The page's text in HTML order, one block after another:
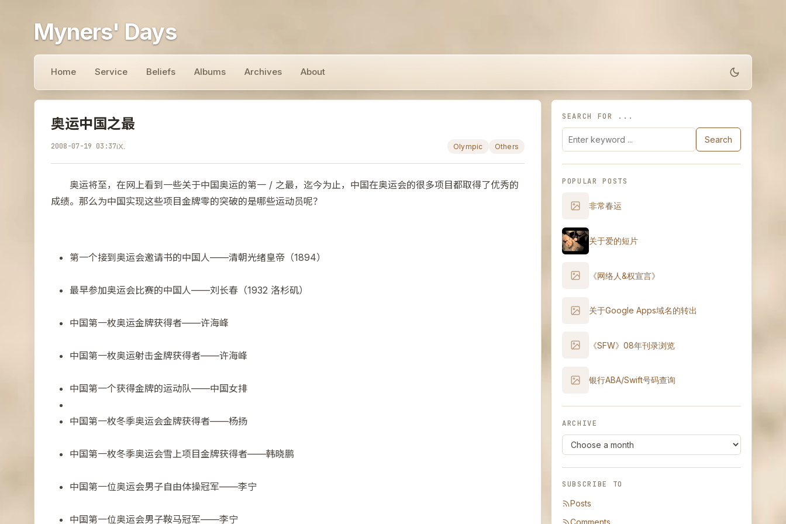
Myners' Days
Home Service Beliefs Albums Archives About
奥运中国之最
2008-07-19 03:37iX. Olympic Others
奥运将至，在网上看到一些关于中国奥运的第一 / 之最，迄今为止，中国在奥运会的很多项目都取得了优秀的
成绩。那么为中国实现这些项目金牌零的突破的是哪些运动员呢？
第一个接到奥运会邀请书的中国人——清朝光绪皇帝（1894）
最早参加奥运会比赛的中国人——刘长春（1932 洛杉矶）
中国第一枚奥运金牌获得者——许海峰
中国第一枚奥运射击金牌获得者——许海峰
中国第一个获得金牌的运动队——中国女排
中国第一枚冬季奥运会金牌获得者——杨扬
中国第一枚冬季奥运会雪上项目金牌获得者——韩晓鹏
中国第一位奥运会男子自由体操冠军——李宁
中国第一位奥运会男子鞍马冠军——李宁
SEARCH FOR ...
Search
POPULAR POSTS
非常春运
关于爱的短片
《网络人&权宣言》
关于Google Apps域名的转出
《SFW》08年刊录浏览
银行ABA/Swift号码查询
SUBSCRIBE TO
Posts
Comments
ARCHIVE